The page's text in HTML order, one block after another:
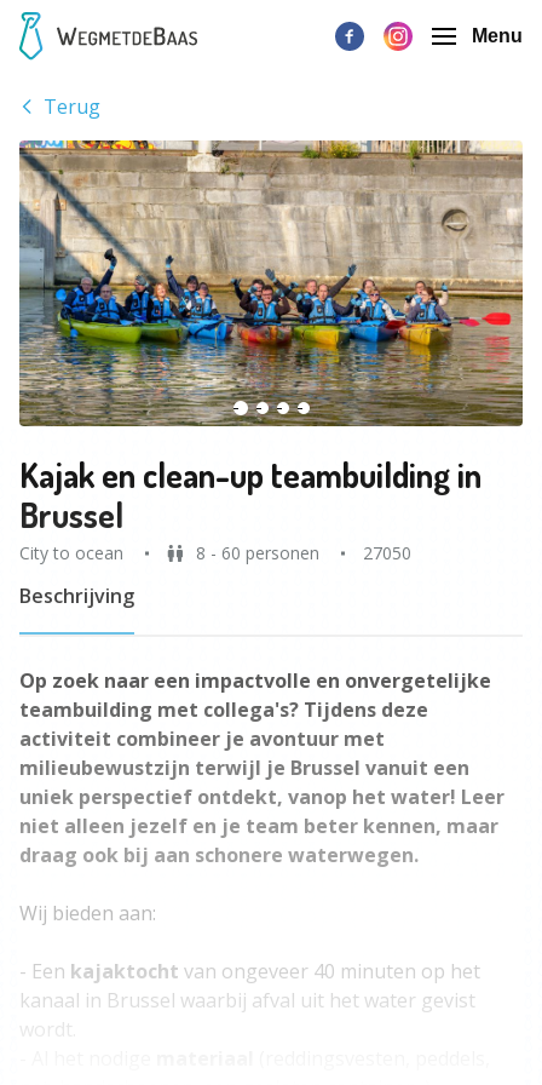
Menu
Terug
Kajak en clean-up teambuilding in
Brussel
City to ocean 8 - 60 personen 27050
Beschrijving
Op zoek naar een impactvolle en onvergetelijke
teambuilding met collega's? Tijdens deze
activiteit combineer je avontuur met
milieubewustzijn terwijl je Brussel vanuit een
uniek perspectief ontdekt, vanop het water! Leer
niet alleen jezelf en je team beter kennen, maar
draag ook bij aan schonere waterwegen.
Wij bieden aan:
- Een kajaktocht van ongeveer 40 minuten op het
kanaal in Brussel waarbij afval uit het water gevist
wordt.